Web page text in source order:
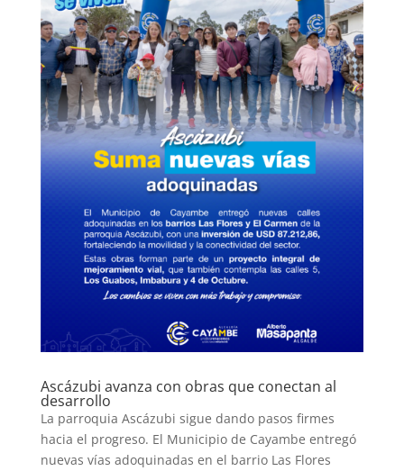
Ascázubi avanza con obras que conectan al
desarrollo
La parroquia Ascázubi sigue dando pasos firmes
hacia el progreso. El Municipio de Cayambe entregó
nuevas vías adoquinadas en el barrio Las Flores